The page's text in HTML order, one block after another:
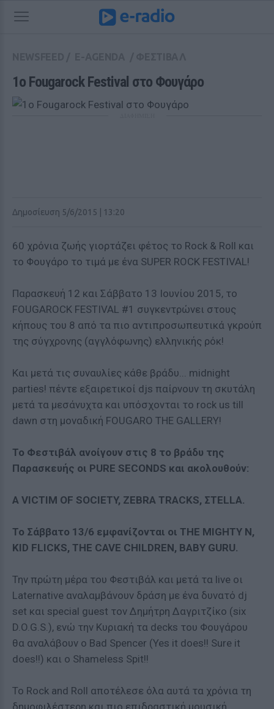
1ο Fougarock Festival στο Φουγάρο
Δημοσίευση 5/6/2015 | 13:20
60 χρόνια ζωής γιορτάζει φέτος το Rock & Roll και
το Φoυγάρο το τιμά με ένα SUPER ROCK FESTIVAL!
Παρασκευή 12 και Σάββατο 13 Ιουνίου 2015, το
FOUGAROCK FESTIVAL #1 συγκεντρώνει στους
κήπους του 8 από τα πιο αντιπροσωπευτικά γκρούπ
της σύγχρονης (αγγλόφωνης) ελληνικής ρόκ!
Και μετά τις συναυλίες κάθε βράδυ... midnight
parties! πέντε εξαιρετικοί djs παίρνουν τη σκυτάλη
μετά τα μεσάνυχτα και υπόσχονται το rock us till
dawn στη μοναδική FOUGARO THE GALLERY!
Το Φεστιβάλ ανοίγουν στις 8 το βράδυ της
Παρασκευής οι PURE SECONDS και ακολουθούν:
A VICTIM OF SOCIETY, ZEBRA TRACKS, ΣTELLA.
Το Σάββατο 13/6 εμφανίζονται οι THE MIGHTY N,
KID FLICKS, THE CAVE CHILDREN, BABY GURU.
Την πρώτη μέρα του Φεστιβάλ και μετά τα live οι
Laternative αναλαμβάνουν δράση με ένα δυνατό dj
set και special guest τον Δημήτρη Δαγριτζίκο (six
D.O.G.S.), ενώ την Κυριακή τα decks του Φουγάρου
θα αναλάβουν ο Bad Spencer (Yes it does!! Sure it
does!!) και ο Shameless Spit!!
Το Rock and Roll αποτέλεσε όλα αυτά τα χρόνια τη
δημοφιλέστερη και πιο επιδραστική μουσική .